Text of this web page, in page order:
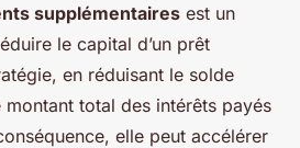
supplémentaires est un
le capital d’un prêt
en réduisant le solde
total des intérêts payés
elle peut accélérer